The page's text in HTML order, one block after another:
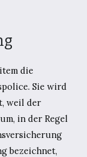
die
Sie wird
weil der
in der Regel
bezeichnet,